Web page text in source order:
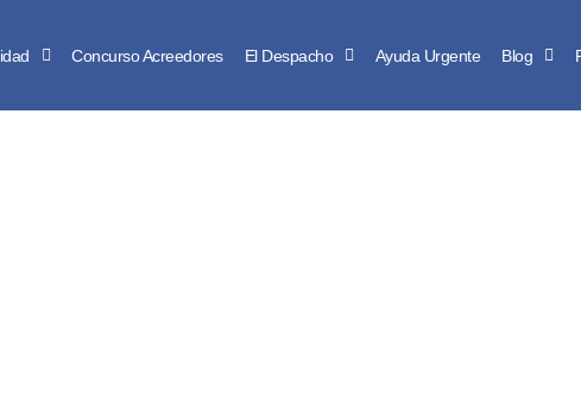
Concurso Acreedores El Despacho Ayuda Urgente Blog